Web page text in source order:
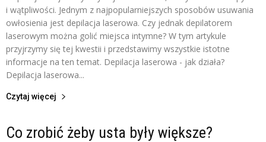
i wątpliwości. Jednym z najpopularniejszych sposobów usuwania
owłosienia jest depilacja laserowa. Czy jednak depilatorem
laserowym można golić miejsca intymne? W tym artykule
przyjrzymy się tej kwestii i przedstawimy wszystkie istotne
informacje na ten temat. Depilacja laserowa - jak działa?
Depilacja laserowa...
Czytaj więcej
Co zrobić żeby usta były większe?